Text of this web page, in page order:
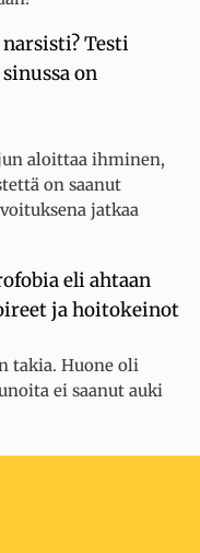
Testi
on
aloittaa ihminen,
on saanut
jatkaa
eli ahtaan
ja hoitokeinot
takia. Huone oli
ei saanut auki